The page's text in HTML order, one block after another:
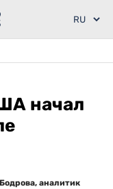
начал
аналитик